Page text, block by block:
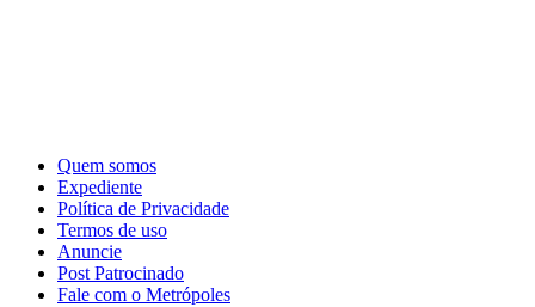
Quem somos
Expediente
Política de Privacidade
Termos de uso
Anuncie
Post Patrocinado
Fale com o Metrópoles